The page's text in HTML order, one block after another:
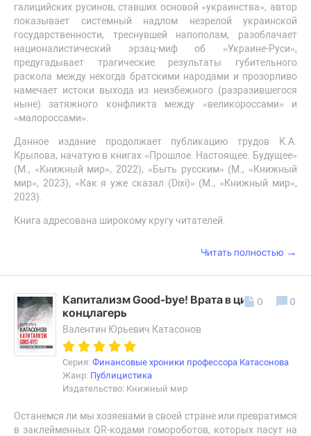
галицийских русинов, ставших основой «украинства», автор
показывает системный надлом незрелой украинской
государственности, треснувшей напополам, разоблачает
националистический эрзац-миф об «Украине-Руси»,
предугадывает трагические результаты губительного
раскола между некогда братскими народами и прозорливо
намечает истоки выхода из неизбежного (разразившегося
ныне) затяжного конфликта между «великороссами» и
«малороссами».
Данное издание продолжает публикацию трудов К.А.
Крылова, начатую в книгах «Прошлое. Настоящее. Будущее»
(М., «Книжный мир», 2022), «Быть русским» (М., «Книжный
мир», 2023), «Как я уже сказал (Dixi)» (М., «Книжный мир»,
2023).
Книга адресована широкому кругу читателей.
Читать полностью →
Капитализм Good-bye! Врата в цифровой
концлагерь
Валентин Юрьевич Катасонов
Серия: Финансовые хроники профессора Катасонова
Жанр: Публицистика
Издательство: Книжный мир
Останемся ли мы хозяевами в своей стране или превратимся
в заклейменных QR-кодами гомороботов, которых пасут на
0 0